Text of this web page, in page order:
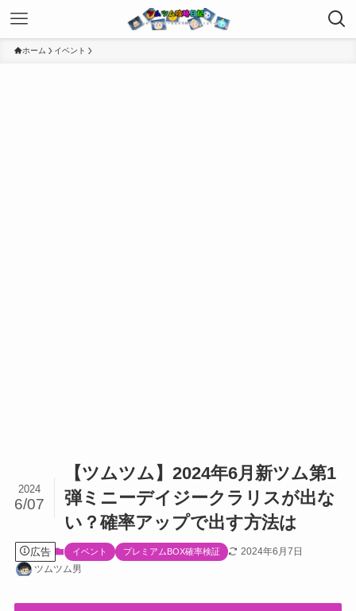
ホーム イベント
【ツムツム】2024年6月新ツム第1
弾ミニーデイジークラリスが出な
い？確率アップで出す方法は
2024
6/07
広告 イベント プレミアムBOX確率検証
2024年6月7日
ツムツム男